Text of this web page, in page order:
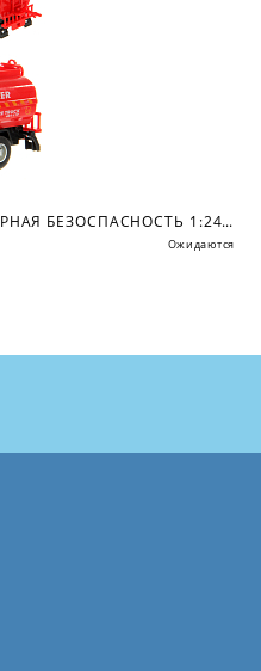
МАШИНА СПЕЦТЕХНИКА ПОЖАРНАЯ БЕЗОСПАСНОСТЬ 1:24, МЕТАЛ. КАБИНА, ИНЕРЦ. 31Х8Х12 СМ.
Ожидаются